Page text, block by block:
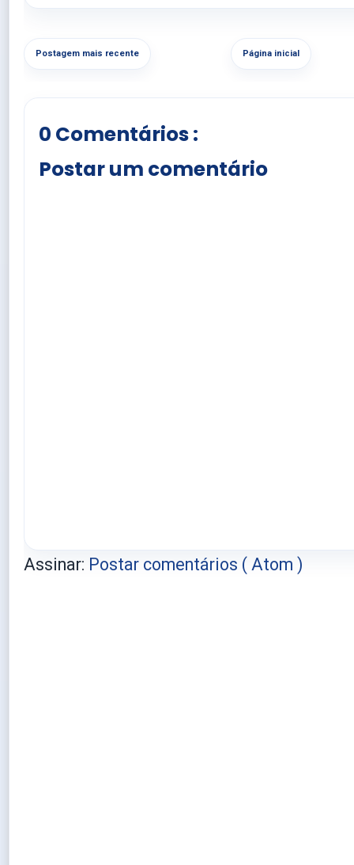
Postagem mais recente Página inicial
0 Comentários :
Postar um comentário
Assinar: Postar comentários ( Atom )